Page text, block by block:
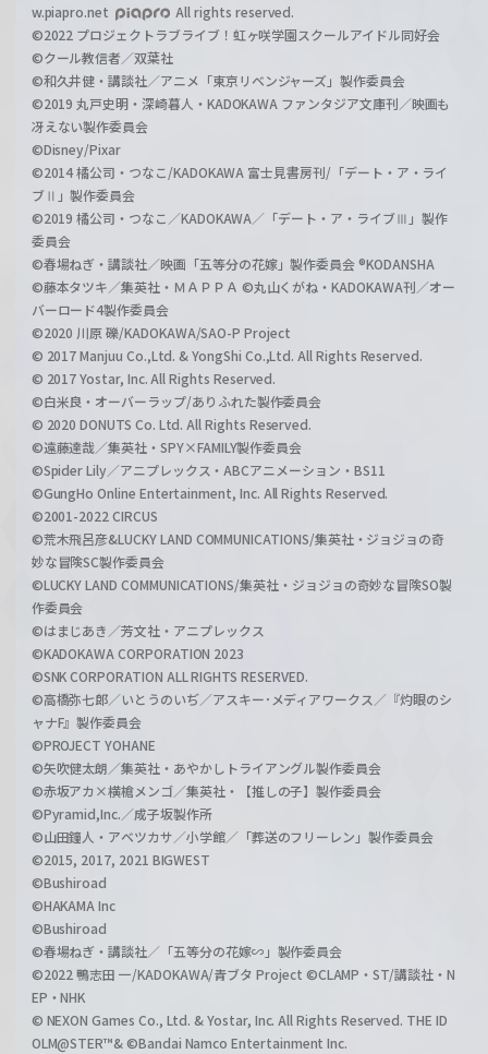
w.piapro.net
All rights reserved.
©2022 プロジェクトラブライブ！虹ヶ咲学園スクールアイドル同好会
©クール教信者／双葉社
©和久井健・講談社／アニメ「東京リベンジャーズ」製作委員会
©2019 丸戸史明・深崎暮人・KADOKAWA ファンタジア文庫刊／映画も
冴えない製作委員会
©Disney/Pixar
©2014 橘公司・つなこ/KADOKAWA 富士見書房刊/「デート・ア・ライ
ブⅡ」製作委員会
©2019 橘公司・つなこ／KADOKAWA／「デート・ア・ライブⅢ」製作
委員会
©春場ねぎ・講談社／映画「五等分の花嫁」製作委員会 ®KODANSHA
©藤本タツキ／集英社・ＭＡＰＰＡ ©丸山くがね・KADOKAWA刊／オー
バーロード4製作委員会
©2020 川原 礫/KADOKAWA/SAO-P Project
© 2017 Manjuu Co.,Ltd. & YongShi Co.,Ltd. All Rights Reserved.
© 2017 Yostar, Inc. All Rights Reserved.
©白米良・オーバーラップ/ありふれた製作委員会
© 2020 DONUTS Co. Ltd. All Rights Reserved.
©遠藤達哉／集英社・SPY×FAMILY製作委員会
©Spider Lily／アニプレックス・ABCアニメーション・BS11
©GungHo Online Entertainment, Inc. All Rights Reserved.
©2001-2022 CIRCUS
©荒木飛呂彦&LUCKY LAND COMMUNICATIONS/集英社・ジョジョの奇
妙な冒険SC製作委員会
©LUCKY LAND COMMUNICATIONS/集英社・ジョジョの奇妙な冒険SO製
作委員会
©はまじあき／芳文社・アニプレックス
©KADOKAWA CORPORATION 2023
©SNK CORPORATION ALL RIGHTS RESERVED.
©高橋弥七郎／いとうのいぢ／アスキー･メディアワークス／『灼眼のシ
ャナF』製作委員会
©PROJECT YOHANE
©矢吹健太朗／集英社・あやかしトライアングル製作委員会
©赤坂アカ×横槍メンゴ／集英社・【推しの子】製作委員会
©Pyramid,Inc.／成子坂製作所
©山田鐘人・アベツカサ／小学館／「葬送のフリーレン」製作委員会
©2015, 2017, 2021 BIGWEST
©Bushiroad
©HAKAMA Inc
©Bushiroad
©春場ねぎ・講談社／「五等分の花嫁∽」製作委員会
©2022 鴨志田 一/KADOKAWA/青ブタ Project ©CLAMP・ST/講談社・N
EP・NHK
© NEXON Games Co., Ltd. & Yostar, Inc. All Rights Reserved. THE ID
OLM@STER™& ©Bandai Namco Entertainment Inc.